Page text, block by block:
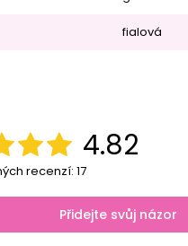
fialová
4.82
recenzí: 17
Přidejte svůj názor